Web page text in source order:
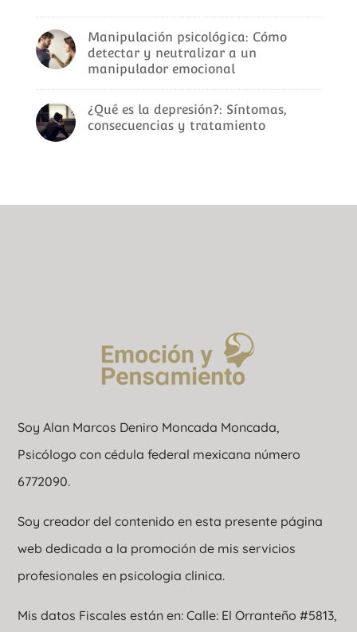
Manipulación psicológica: Cómo
detectar y neutralizar a un
manipulador emocional
¿Qué es la depresión?: Síntomas,
consecuencias y tratamiento
Soy Alan Marcos Deniro Moncada Moncada,
Psicólogo con cédula federal mexicana número
6772090.
Soy creador del contenido en esta presente página
web dedicada a la promoción de mis servicios
profesionales en psicologia clinica.
Mis datos Fiscales están en: Calle: El Orranteño #5813,